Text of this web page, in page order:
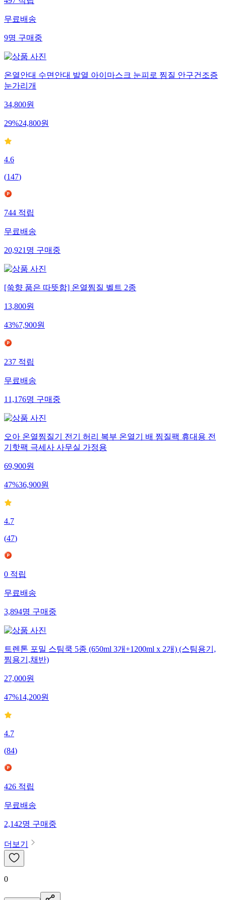
497적립
무료배송
9명구매중
온열안대 수면안대 발열 아이마스크 눈피로 찜질 안구건조증
눈가리개
34,800원
29%24,800원
4.6
(147)
744적립
무료배송
20,921명구매중
[쑥향 품은 따뜻함] 온열찜질 벨트 2종
13,800원
43%7,900원
237적립
무료배송
11,176명구매중
오아 온열찜질기 전기 허리 복부 온열기 배 찜질팩 휴대용 전
기핫팩 극세사 사무실 가정용
69,900원
47%36,900원
4.7
(47)
0적립
무료배송
3,894명구매중
트렌톤 포밀 스팀쿡 5종 (650ml 3개+1200ml x 2개) (스팀용기,
찜용기,채반)
27,000원
47%14,200원
4.7
(84)
426적립
무료배송
2,142명구매중
더보기
0